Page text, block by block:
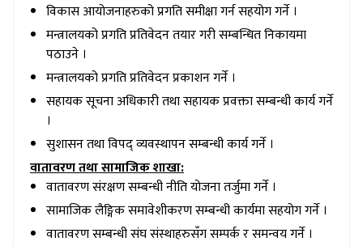
विकास आयोजनाहरुको प्रगति समीक्षा गर्न सहयोग गर्ने ।
मन्त्रालयको प्रगति प्रतिवेदन तयार गरी सम्बन्धित निकायमा
पठाउने ।
मन्त्रालयको प्रगति प्रतिवेदन प्रकाशन गर्ने ।
सहायक सूचना अधिकारी तथा सहायक प्रवक्ता सम्बन्धी कार्य गर्ने
।
सुशासन तथा विपद् व्यवस्थापन सम्बन्धी कार्य गर्ने ।
वातावरण तथा सामाजिक शाखा:
वातावरण संरक्षण सम्बन्धी नीति योजना तर्जुमा गर्ने ।
सामाजिक लैङ्गिक समावेशीकरण सम्बन्धी कार्यमा सहयोग गर्ने ।
वातावरण सम्बन्धी संघ संस्थाहरुसँग सम्पर्क र समन्वय गर्ने ।